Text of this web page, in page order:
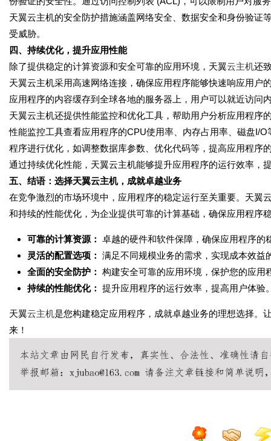
天翼云主机的安全防护措施涵盖网络安全、数据安全和身份验
受威胁。
四、持续优化，提升应用性能
除了提供稳定的计算资源和安全可靠的应用环境，天翼云主机还
天翼云主机采用高速网络连接，确保应用程序能够快速响应用
应用程序的内容缓存到全球各地的服务器上，用户可以就近访问
天翼云主机还提供性能监控和优化工具，帮助用户分析应用程
性能监控工具查看应用程序的CPU使用率、内存占用率、磁盘I/
程序进行优化，如调整数据库参数、优化代码等，提高应用程序
通过持续优化性能，天翼云主机能够提升应用程序的运行效率，
五、结语：选择天翼云主机，成就卓越业务
在竞争激烈的市场环境中，应用程序的稳定运行至关重要。天翼
和持续的性能优化，为企业提供可靠的计算基础，确保应用程序
可靠的计算资源： 卓越的硬件和软件保障，确保应用程序的
灵活的配置选项： 满足不同规模业务的需求，实现成本效益
全面的安全防护： 构建安全可靠的应用环境，保护您的应用
持续的性能优化： 提升应用程序的运行效率，提高用户体验
天翼云主机是您构建稳定应用程序，成就卓越业务的理想选择。
来！